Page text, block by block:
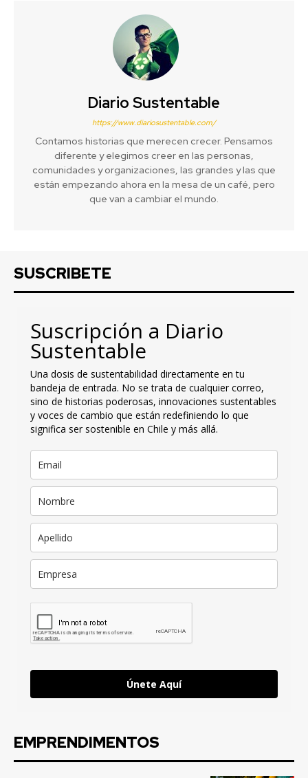
Diario Sustentable
https://www.diariosustentable.com/
Contamos historias que merecen crecer. Pensamos
diferente y elegimos creer en las personas,
comunidades y organizaciones, las grandes y las que
están empezando ahora en la mesa de un café, pero
que van a cambiar el mundo.
SUSCRIBETE
Suscripción a Diario
Sustentable
Una dosis de sustentabilidad directamente en tu
bandeja de entrada. No se trata de cualquier correo,
sino de historias poderosas, innovaciones sustentables
y voces de cambio que están redefiniendo lo que
significa ser sostenible en Chile y más allá.
Únete Aquí
EMPRENDIMENTOS